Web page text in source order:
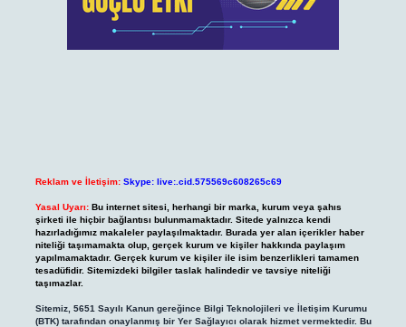
Reklam ve İletişim: Skype: live:.cid.575569c608265c69
Yasal Uyarı: Bu internet sitesi, herhangi bir marka, kurum veya şahıs
şirketi ile hiçbir bağlantısı bulunmamaktadır. Sitede yalnızca kendi
hazırladığımız makaleler paylaşılmaktadır. Burada yer alan içerikler haber
niteliği taşımamakta olup, gerçek kurum ve kişiler hakkında paylaşım
yapılmamaktadır. Gerçek kurum ve kişiler ile isim benzerlikleri tamamen
tesadüfidir. Sitemizdeki bilgiler taslak halindedir ve tavsiye niteliği
taşımazlar.
Sitemiz, 5651 Sayılı Kanun gereğince Bilgi Teknolojileri ve İletişim Kurumu
(BTK) tarafından onaylanmış bir Yer Sağlayıcı olarak hizmet vermektedir. Bu